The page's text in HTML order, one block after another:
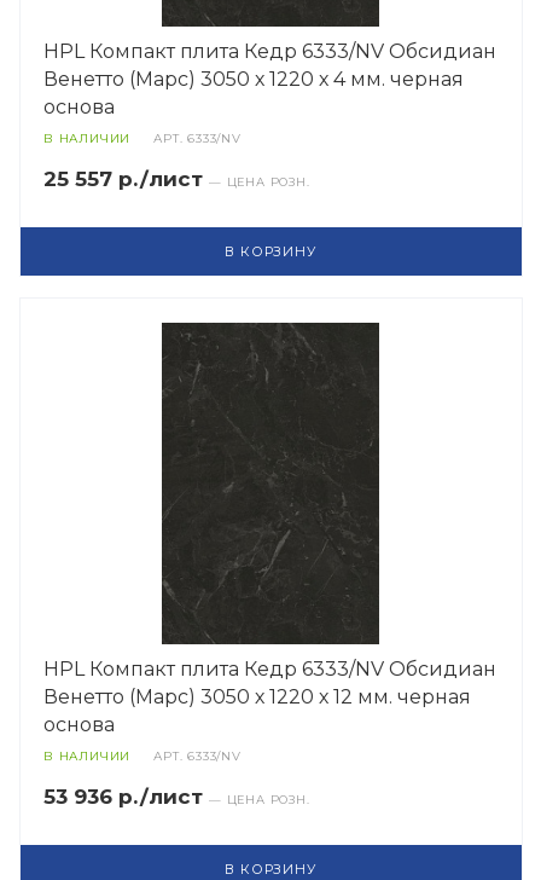
HPL Компакт плита Кедр 6333/NV Обсидиан
Венетто (Марс) 3050 х 1220 х 4 мм. черная
основа
В НАЛИЧИИ АРТ.6333/NV
25 557 р./лист — ЦЕНА РОЗН.
В КОРЗИНУ
HPL Компакт плита Кедр 6333/NV Обсидиан
Венетто (Марс) 3050 х 1220 х 12 мм. черная
основа
В НАЛИЧИИ АРТ.6333/NV
53 936 р./лист — ЦЕНА РОЗН.
В КОРЗИНУ